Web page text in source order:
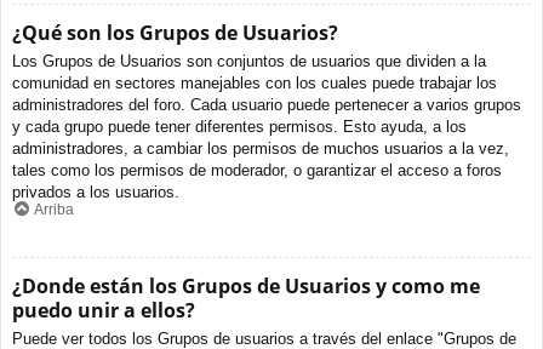
¿Qué son los Grupos de Usuarios?
Los Grupos de Usuarios son conjuntos de usuarios que dividen a la
comunidad en sectores manejables con los cuales puede trabajar los
administradores del foro. Cada usuario puede pertenecer a varios grupos
y cada grupo puede tener diferentes permisos. Esto ayuda, a los
administradores, a cambiar los permisos de muchos usuarios a la vez,
tales como los permisos de moderador, o garantizar el acceso a foros
privados a los usuarios.
Arriba
¿Donde están los Grupos de Usuarios y como me
puedo unir a ellos?
Puede ver todos los Grupos de usuarios a través del enlace "Grupos de